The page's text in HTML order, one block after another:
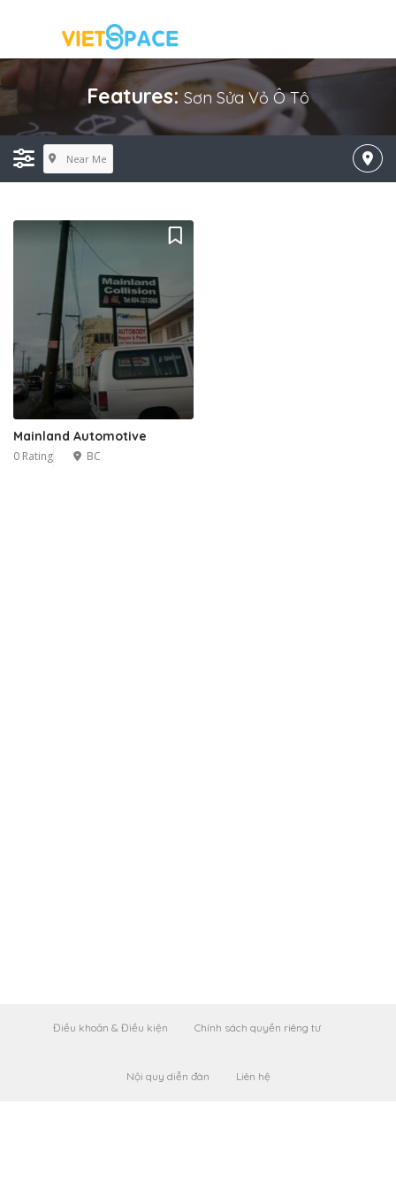
Features:Sơn Sửa Vỏ Ô Tô
Near Me
Mainland Automotive
0 Rating BC
Điều khoản & Điều kiện Chính sách quyền riêng tư
Nội quy diễn đàn Liên hệ